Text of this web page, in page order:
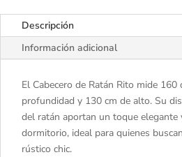
Descripción
Información adicional
El Cabecero de Ratán Rito mide 160
profundidad y 130 cm de alto. Su
del ratán aportan un toque elegante
dormitorio, ideal para quienes
rústico chic.